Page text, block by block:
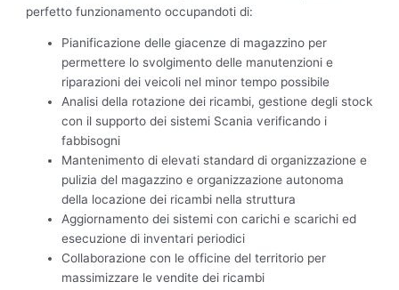
perfetto funzionamento occupandoti di:
Pianificazione delle giacenze di magazzino per
permettere lo svolgimento delle manutenzioni e
riparazioni dei veicoli nel minor tempo possibile
Analisi della rotazione dei ricambi, gestione degli stock
con il supporto dei sistemi Scania verificando i
fabbisogni
Mantenimento di elevati standard di organizzazione e
pulizia del magazzino e organizzazione autonoma
della locazione dei ricambi nella struttura
Aggiornamento dei sistemi con carichi e scarichi ed
esecuzione di inventari periodici
Collaborazione con le officine del territorio per
massimizzare le vendite dei ricambi